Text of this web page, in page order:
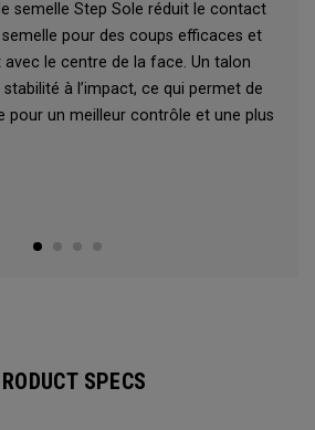
semelle Step Sole réduit le contact
pour des coups efficaces et
le centre de la face. Un talon
à l’impact, ce qui permet de
pour un meilleur contrôle et une plus
SPECS